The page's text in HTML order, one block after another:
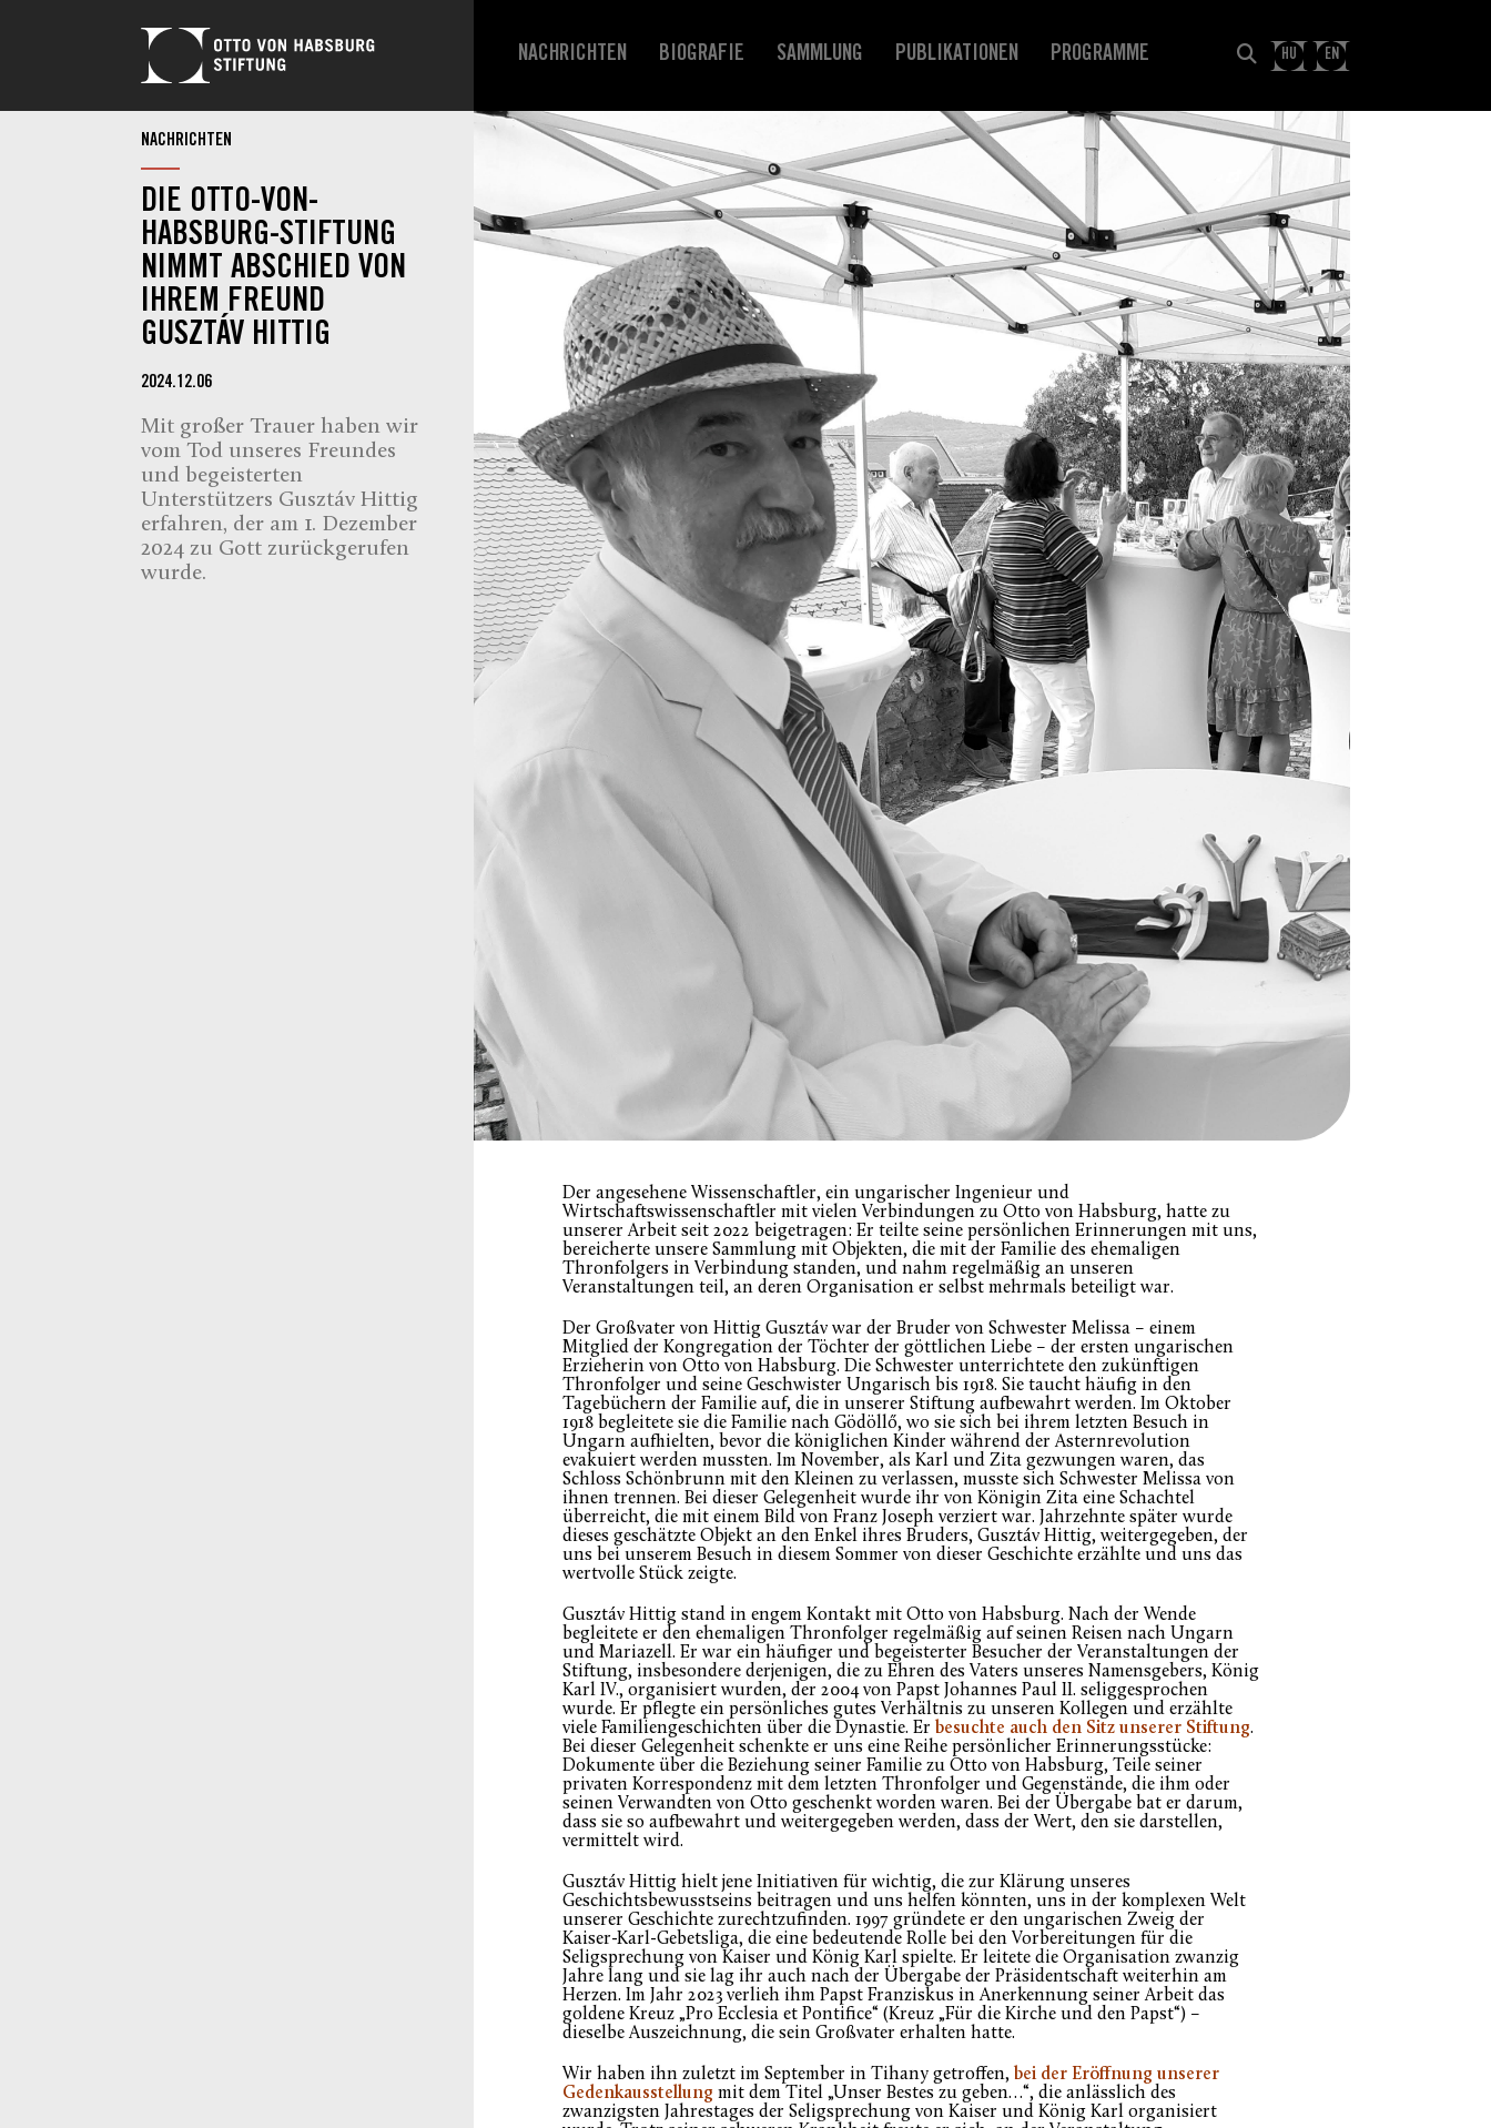
NACHRICHTEN BIOGRAFIE SAMMLUNG PUBLIKATIONEN PROGRAMME HU EN
NACHRICHTEN
DIE OTTO-VON-
HABSBURG-STIFTUNG
NIMMT ABSCHIED VON
IHREM FREUND
GUSZTÁV HITTIG
2024.12.06
Mit großer Trauer haben wir
vom Tod unseres Freundes
und begeisterten
Unterstützers Gusztáv Hittig
erfahren, der am 1. Dezember
2024 zu Gott zurückgerufen
wurde.
Der angesehene Wissenschaftler, ein ungarischer Ingenieur und
Wirtschaftswissenschaftler mit vielen Verbindungen zu Otto von Habsburg, hatte zu
unserer Arbeit seit 2022 beigetragen: Er teilte seine persönlichen Erinnerungen mit uns,
bereicherte unsere Sammlung mit Objekten, die mit der Familie des ehemaligen
Thronfolgers in Verbindung standen, und nahm regelmäßig an unseren
Veranstaltungen teil, an deren Organisation er selbst mehrmals beteiligt war.
Der Großvater von Hittig Gusztáv war der Bruder von Schwester Melissa – einem
Mitglied der Kongregation der Töchter der göttlichen Liebe – der ersten ungarischen
Erzieherin von Otto von Habsburg. Die Schwester unterrichtete den zukünftigen
Thronfolger und seine Geschwister Ungarisch bis 1918. Sie taucht häufig in den
Tagebüchern der Familie auf, die in unserer Stiftung aufbewahrt werden. Im Oktober
1918 begleitete sie die Familie nach Gödöllő, wo sie sich bei ihrem letzten Besuch in
Ungarn aufhielten, bevor die königlichen Kinder während der Asternrevolution
evakuiert werden mussten. Im November, als Karl und Zita gezwungen waren, das
Schloss Schönbrunn mit den Kleinen zu verlassen, musste sich Schwester Melissa von
ihnen trennen. Bei dieser Gelegenheit wurde ihr von Königin Zita eine Schachtel
überreicht, die mit einem Bild von Franz Joseph verziert war. Jahrzehnte später wurde
dieses geschätzte Objekt an den Enkel ihres Bruders, Gusztáv Hittig, weitergegeben, der
uns bei unserem Besuch in diesem Sommer von dieser Geschichte erzählte und uns das
wertvolle Stück zeigte.
Gusztáv Hittig stand in engem Kontakt mit Otto von Habsburg. Nach der Wende
begleitete er den ehemaligen Thronfolger regelmäßig auf seinen Reisen nach Ungarn
und Mariazell. Er war ein häufiger und begeisterter Besucher der Veranstaltungen der
Stiftung, insbesondere derjenigen, die zu Ehren des Vaters unseres Namensgebers, König
Karl IV., organisiert wurden, der 2004 von Papst Johannes Paul II. seliggesprochen
wurde. Er pflegte ein persönliches gutes Verhältnis zu unseren Kollegen und erzählte
viele Familiengeschichten über die Dynastie. Er besuchte auch den Sitz unserer Stiftung.
Bei dieser Gelegenheit schenkte er uns eine Reihe persönlicher Erinnerungsstücke:
Dokumente über die Beziehung seiner Familie zu Otto von Habsburg, Teile seiner
privaten Korrespondenz mit dem letzten Thronfolger und Gegenstände, die ihm oder
seinen Verwandten von Otto geschenkt worden waren. Bei der Übergabe bat er darum,
dass sie so aufbewahrt und weitergegeben werden, dass der Wert, den sie darstellen,
vermittelt wird.
Gusztáv Hittig hielt jene Initiativen für wichtig, die zur Klärung unseres
Geschichtsbewusstseins beitragen und uns helfen könnten, uns in der komplexen Welt
unserer Geschichte zurechtzufinden. 1997 gründete er den ungarischen Zweig der
Kaiser-Karl-Gebetsliga, die eine bedeutende Rolle bei den Vorbereitungen für die
Seligsprechung von Kaiser und König Karl spielte. Er leitete die Organisation zwanzig
Jahre lang und sie lag ihr auch nach der Übergabe der Präsidentschaft weiterhin am
Herzen. Im Jahr 2023 verlieh ihm Papst Franziskus in Anerkennung seiner Arbeit das
goldene Kreuz „Pro Ecclesia et Pontifice“ (Kreuz „Für die Kirche und den Papst“) –
dieselbe Auszeichnung, die sein Großvater erhalten hatte.
Wir haben ihn zuletzt im September in Tihany getroffen, bei der Eröffnung unserer
Gedenkausstellung mit dem Titel „Unser Bestes zu geben…“, die anlässlich des
zwanzigsten Jahrestages der Seligsprechung von Kaiser und König Karl organisiert